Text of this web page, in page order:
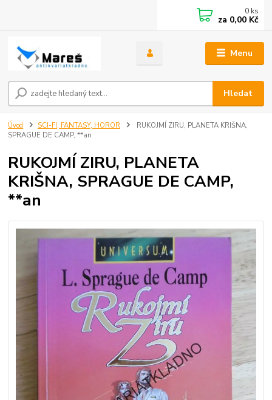
Menu
Hledat
0 ks
za 0,00 Kč
Úvod SCI-FI, FANTASY, HOROR
RUKOJMÍ ZIRU, PLANETA KRIŠNA,
SPRAGUE DE CAMP, **an
RUKOJMÍ ZIRU, PLANETA
KRIŠNA, SPRAGUE DE CAMP,
**an